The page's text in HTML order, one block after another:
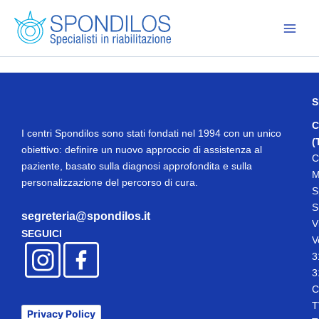
contenuto
I centri Spondilos sono stati fondati nel 1994 con un unico
obiettivo: definire un nuovo approccio di assistenza al
paziente, basato sulla diagnosi approfondita e sulla
personalizzazione del percorso di cura.
segreteria@spondilos.it
SEGUICI
Privacy Policy